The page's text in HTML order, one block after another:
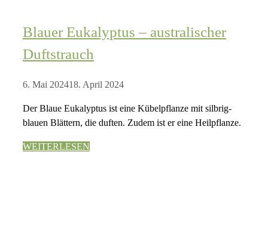
Blauer Eukalyptus – australischer
Duftstrauch
6. Mai 202418. April 2024
Der Blaue Eukalyptus ist eine Kübelpflanze mit silbrig-
blauen Blättern, die duften. Zudem ist er eine Heilpflanze.
WEITERLESEN